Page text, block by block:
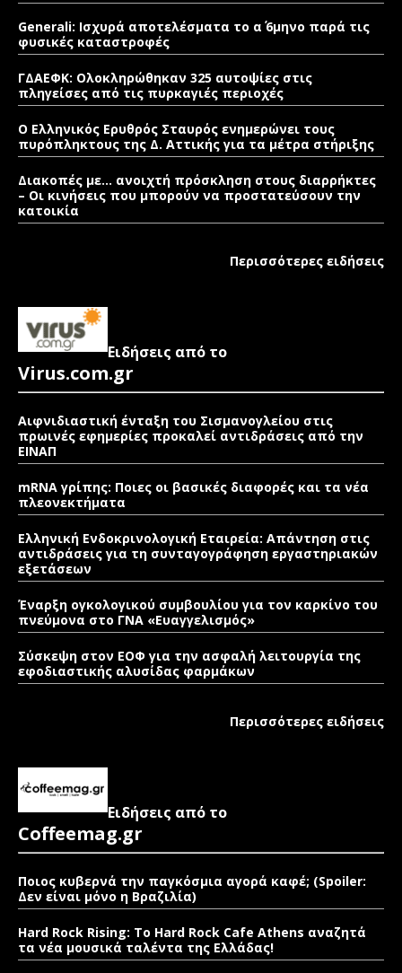
Generali: Ισχυρά αποτελέσματα το α΄ 6μηνο παρά τις
φυσικές καταστροφές
ΓΔΑΕΦΚ: Ολοκληρώθηκαν 325 αυτοψίες στις
πληγείσες από τις πυρκαγιές περιοχές
Ο Ελληνικός Ερυθρός Σταυρός ενημερώνει τους
πυρόπληκτους της Δ. Αττικής για τα μέτρα στήριξης
Διακοπές με… ανοιχτή πρόσκληση στους διαρρήκτες
– Οι κινήσεις που μπορούν να προστατεύσουν την
κατοικία
Περισσότερες ειδήσεις
Ειδήσεις από το
Virus.com.gr
Αιφνιδιαστική ένταξη του Σισμανογλείου στις
πρωινές εφημερίες προκαλεί αντιδράσεις από την
ΕΙΝΑΠ
mRNA γρίπης: Ποιες οι βασικές διαφορές και τα νέα
πλεονεκτήματα
Ελληνική Ενδοκρινολογική Εταιρεία: Απάντηση στις
αντιδράσεις για τη συνταγογράφηση εργαστηριακών
εξετάσεων
Έναρξη ογκολογικού συμβουλίου για τον καρκίνο του
πνεύμονα στο ΓΝΑ «Ευαγγελισμός»
Σύσκεψη στον ΕΟΦ για την ασφαλή λειτουργία της
εφοδιαστικής αλυσίδας φαρμάκων
Περισσότερες ειδήσεις
Ειδήσεις από το
Coffeemag.gr
Ποιος κυβερνά την παγκόσμια αγορά καφέ; (Spoiler:
Δεν είναι μόνο η Βραζιλία)
Hard Rock Rising: Το Hard Rock Cafe Athens αναζητά
τα νέα μουσικά ταλέντα της Ελλάδας!